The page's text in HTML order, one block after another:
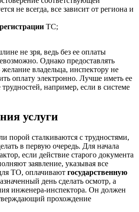
не всегда, все зависит от региона и
регистрации ТС;
не зря, ведь без ее оплаты
Однако предоставлять
владельца, инспектору не
оплату электронно. Лучше иметь ее
например, если в системе
услуги
порой сталкиваются с трудностями,
в первую очередь. Для начала
если действие старого документа
заявление, указывая все
ТО, оплачивают государственную
день сделать осмотр, а
инженера-инспектора. Он должен
прохождение